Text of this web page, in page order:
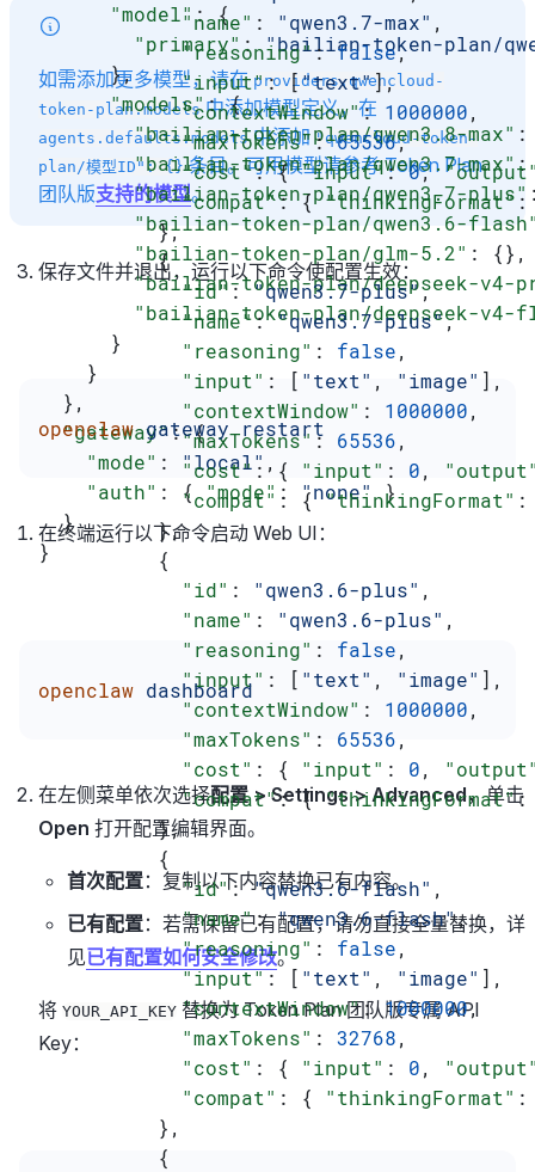
      "model"
: {
        "primary"
: "bailian-token-plan/
      },
      "models"
: {
        "bailian-token-plan/qwen3.8-max"
:
        "bailian-token-plan/qwen3.7-max"
:
        "bailian-token-plan/qwen3.7-plus"
"bailian-token-plan/qwen3.6-
        "bailian-token-plan/glm-5.2"
: {},
"bailian-token-plan/deepseek-v4-
"bailian-token-plan/deepseek-v4-
      }
    }
  },
  "gateway"
: {
    "mode"
: "local" ,
    "auth"
: { "mode" : "none" }
  }
}
            "name"
: "qwen3.7-max" ,
            "reasoning"
: false,
            "input"
: ["text"],
            "contextWindow"
: 1000000,
            "maxTokens"
: 65536,
            "cost"
: { "input": 0,
            "compat"
: { "thinkingFormat"
          },
          {
            "id"
: "qwen3.7-plus",
            "name"
: "qwen3.7-plus",
            "reasoning"
: false,
            "input"
: [ "text" , "image" ],
            "contextWindow"
: 1000000,
            "maxTokens"
: 65536,
            "cost"
: { "input" : 0,
            "compat"
: { "thinkingFormat"
          },
          {
            "id"
: "qwen3.6-plus" ,
            "name"
: "qwen3.6-plus" ,
            "reasoning"
: false,
            "input"
: [ "text" , "image" ],
            "contextWindow"
: 1000000,
            "maxTokens"
: 65536,
            "cost"
: { "input" : 0,
            "compat"
: { "thinkingFormat"
          },
          {
            "id"
: "qwen3.6-flash" ,
            "name"
: "qwen3.6-flash",
            "reasoning"
: false,
            "input"
: [ "text" , "image" ],
            "contextWindow"
: 1000000,
            "maxTokens"
: 32768,
            "cost"
: { "input" : 0,
            "compat"
: { "thinkingFormat"
          },
          {
如需添加更多模型，请在 providers.qwencloud-
token-plan.models中添加模型定义，在
agents.defaults.models中添加"qwencloud-token-
plan/模型ID": {}条目。可用模型请参考 Token Plan
团队版支持的模型。
保存文件并退出，运行以下命令使配置生效：
openclaw gateway restart
在终端运行以下命令启动 Web UI：
openclaw dashboard
在左侧菜单依次选择配置 > Settings > Advanced，单击
Open 打开配置编辑界面。
首次配置：复制以下内容替换已有内容。
已有配置：若需保留已有配置，请勿直接全量替换，详
见已有配置如何安全修改。
将 YOUR_API_KEY 替换为 Token Plan 团队版专属 API
Key：